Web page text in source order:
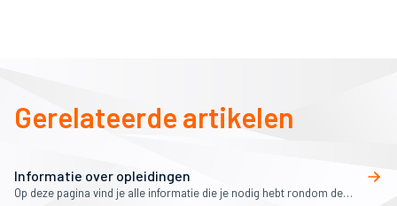
Gerelateerde artikelen
Informatie over opleidingen
Op deze pagina vind je alle informatie die je nodig hebt rondom de